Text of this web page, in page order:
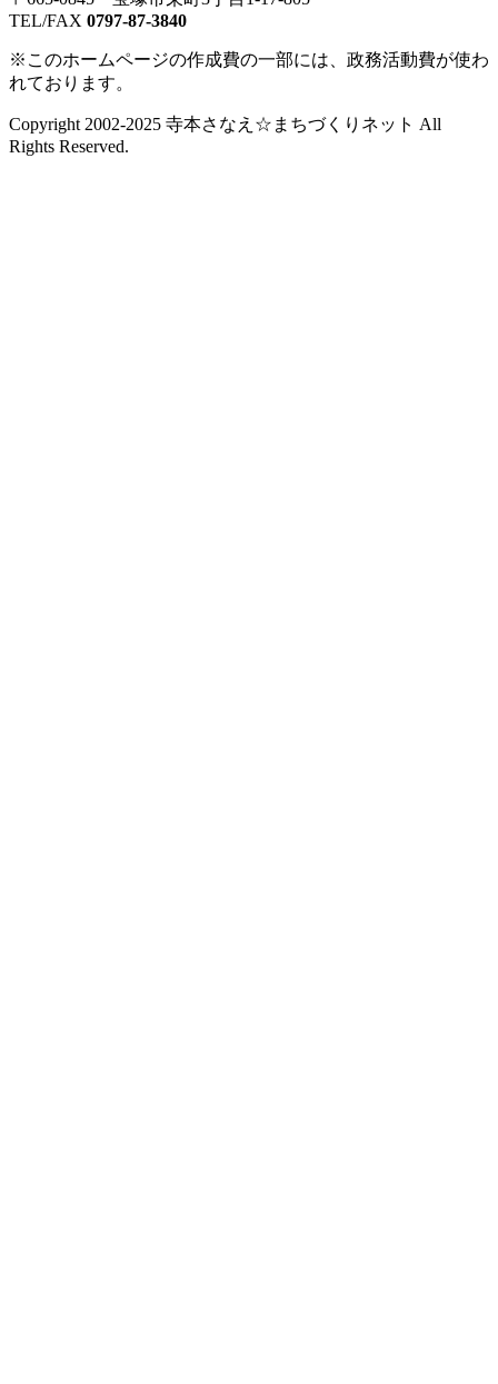
TEL/FAX 0797-87-3840
※このホームページの作成費の一部には、政務活動費が使わ
れております。
Copyright 2002-2025 寺本さなえ☆まちづくりネット All
Rights Reserved.